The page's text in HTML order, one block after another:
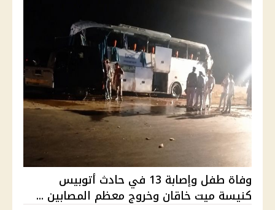
وفاة طفل وإصابة 13 في حادث أتوبيس
كنيسة ميت خاقان وخروج معظم المصابين ...